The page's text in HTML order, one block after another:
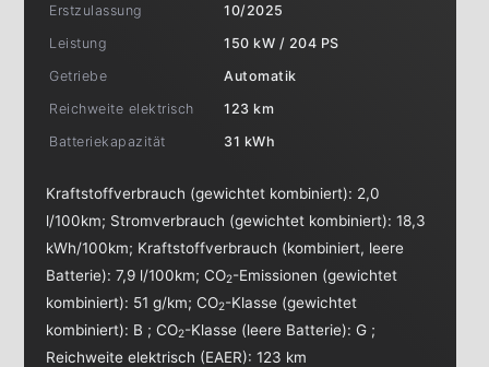
Erstzulassung
10/2025
Leistung
150 kW / 204 PS
Getriebe
Automatik
Reichweite elektrisch
123 km
Batteriekapazität
31 kWh
Kraftstoffverbrauch (gewichtet kombiniert): 2,0
l/100km; Stromverbrauch (gewichtet kombiniert):18,3
kWh/100km; Kraftstoffverbrauch (kombiniert, leere
Batterie):7,9 l/100km;CO2-Emissionen (gewichtet
kombiniert): 51 g/km;CO2-Klasse (gewichtet
kombiniert): B ;CO2-Klasse (leere Batterie):G ;
Reichweite elektrisch (EAER):123 km